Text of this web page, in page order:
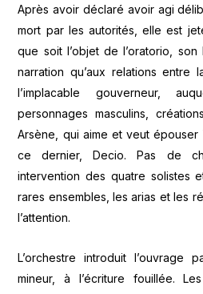
Après avoir déclaré avoir agi
mort par les autorités, elle est
que soit l’objet de l’oratorio, son
narration qu’aux relations entre
l’implacable gouverneur,
personnages masculins,
Arsène, qui aime et veut
ce dernier, Decio. Pas de
intervention des quatre solistes
rares ensembles, les arias et les
l’attention.
L’orchestre introduit
mineur, à l’écriture fouillée.